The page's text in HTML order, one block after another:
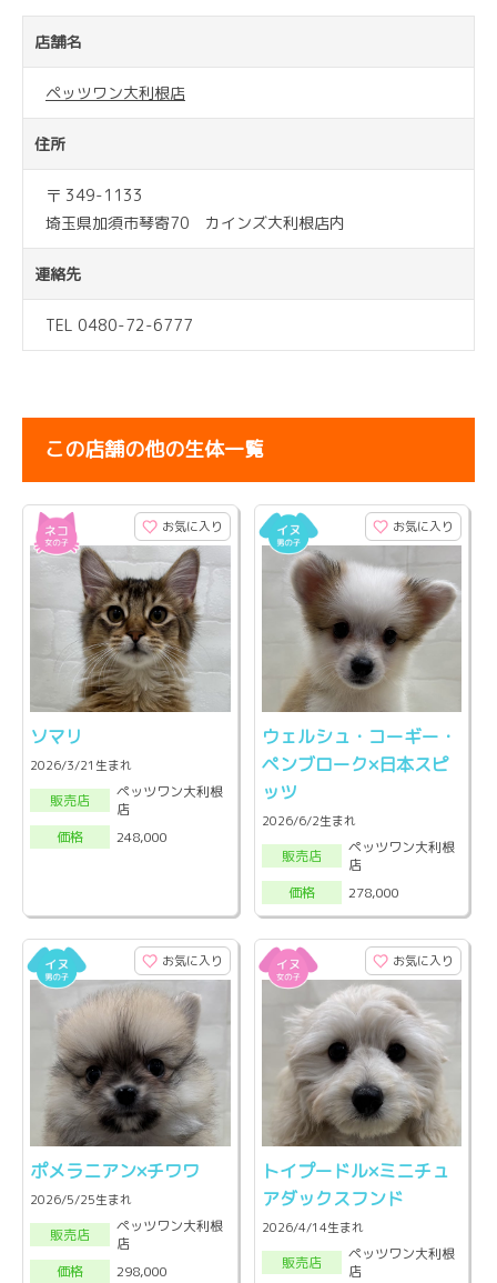
店舗名
ペッツワン大利根店
住所
〒 349-1133
埼玉県加須市琴寄70 カインズ大利根店内
連絡先
TEL 0480-72-6777
この店舗の他の生体一覧
お気に入り
ソマリ
2026/3/21生まれ
販売店
ペッツワン大利根
店
価格
248,000
お気に入り
ウェルシュ・コーギー・
ペンブローク×日本スピ
ッツ
2026/6/2生まれ
販売店
ペッツワン大利根
店
価格
278,000
お気に入り
ポメラニアン×チワワ
2026/5/25生まれ
販売店
ペッツワン大利根
店
価格
298,000
お気に入り
トイプードル×ミニチュ
アダックスフンド
2026/4/14生まれ
販売店
ペッツワン大利根
店